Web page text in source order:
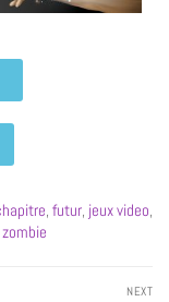
, futur, jeux video,
zombie
NEXT